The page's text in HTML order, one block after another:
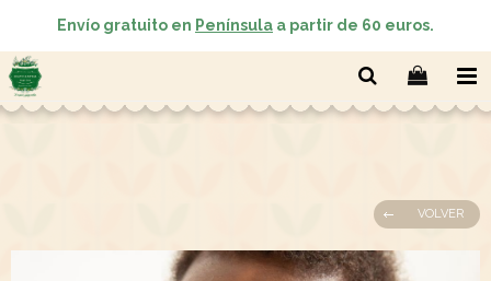
Envío gratuito en Península a partir de 60 euros.
VOLVER